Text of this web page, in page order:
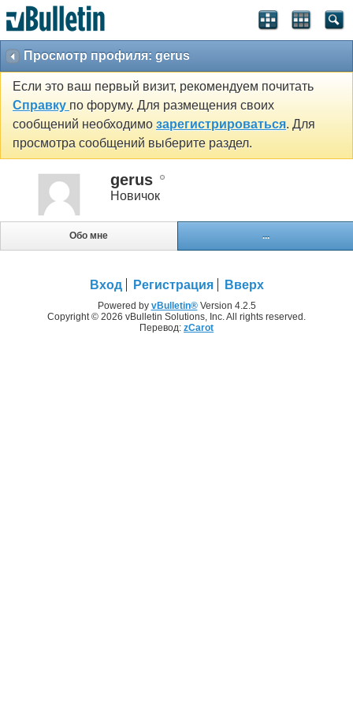
Просмотр профиля: gerus
Если это ваш первый визит, рекомендуем почитать
Справку по форуму. Для размещения своих
сообщений необходимо зарегистрироваться. Для
просмотра сообщений выберите раздел.
gerus
Новичок
Обо мне ...
Вход Регистрация Вверх
Powered by vBulletin®Version 4.2.5
Copyright © 2026 vBulletin Solutions, Inc. All rights reserved.
Перевод: zCarot